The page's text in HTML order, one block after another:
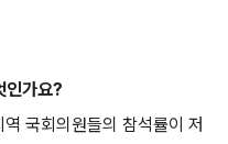
인가요?
국회의원들의 참석률이 저